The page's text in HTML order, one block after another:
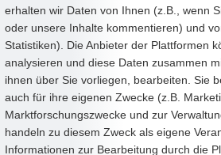
erhalten wir Daten von Ihnen (z.B., wenn
oder unsere Inhalte kommentieren) und
Statistiken). Die Anbieter der Plattformen
analysieren und diese Daten zusammen
ihnen über Sie vorliegen, bearbeiten. Sie
auch für ihre eigenen Zwecke (z.B.
Marktforschungszwecke und zur
handeln zu diesem Zweck als eigene
Informationen zur Bearbeitung durch die